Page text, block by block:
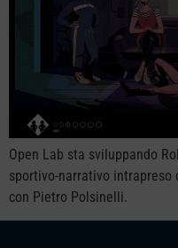
Open Lab sta sviluppando
sportivo-narrativo intrapreso
con Pietro Polsinelli.